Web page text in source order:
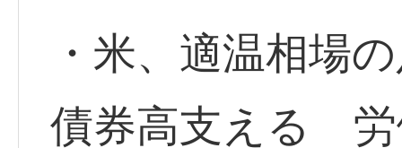
・米、適温相場
債券高支える 労